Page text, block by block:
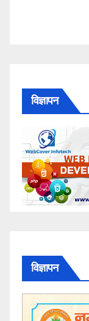
विज्ञापन
विज्ञापन